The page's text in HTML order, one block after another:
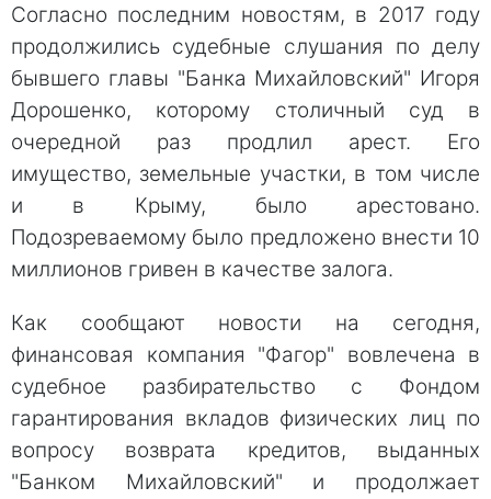
Согласно последним новостям, в 2017 году
продолжились судебные слушания по делу
бывшего главы "Банка Михайловский" Игоря
Дорошенко, которому столичный суд в
очередной раз продлил арест. Его
имущество, земельные участки, в том числе
и в Крыму, было арестовано.
Подозреваемому было предложено внести 10
миллионов гривен в качестве залога.
Как сообщают новости на сегодня,
финансовая компания "Фагор" вовлечена в
судебное разбирательство с Фондом
гарантирования вкладов физических лиц по
вопросу возврата кредитов, выданных
"Банком Михайловский" и продолжает